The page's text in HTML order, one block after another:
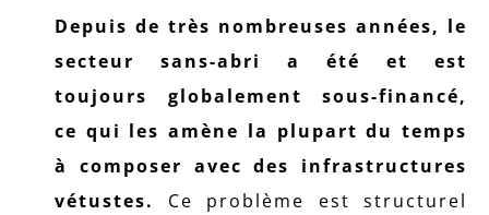
Depuis de très nombreuses années, le
secteur sans-abri a été et est
toujours globalement sous-financé,
ce qui les amène la plupart du temps
à composer avec des infrastructures
vétustes. Ce problème est structurel